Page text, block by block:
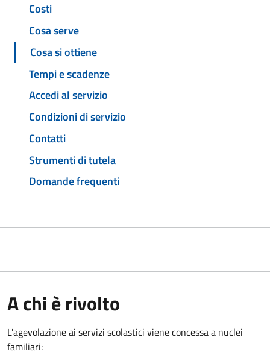
Costi
Cosa serve
Cosa si ottiene
Tempi e scadenze
Accedi al servizio
Condizioni di servizio
Contatti
Strumenti di tutela
Domande frequenti
A chi è rivolto
L'agevolazione ai servizi scolastici viene concessa a nuclei
familiari: